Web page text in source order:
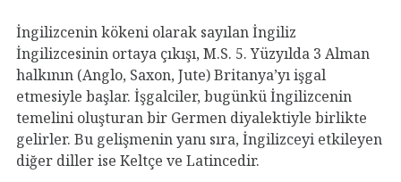
İngilizcenin kökeni olarak sayılan İngiliz
İngilizcesinin ortaya çıkışı, M.S. 5. Yüzyılda 3 Alman
halkının (Anglo, Saxon, Jute) Britanya’yı işgal
etmesiyle başlar. İşgalciler, bugünkü İngilizcenin
temelini oluşturan bir Germen diyalektiyle birlikte
gelirler. Bu gelişmenin yanı sıra, İngilizceyi etkileyen
diğer diller ise Keltçe ve Latincedir.